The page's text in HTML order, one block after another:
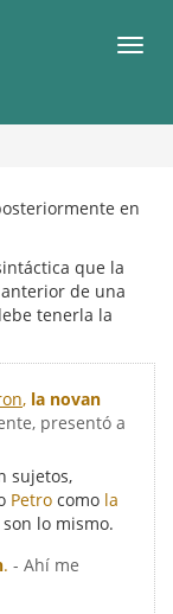
en
que la
de una
tenerla la
, la novan
presentó a
sujetos,
Petro como la
lo mismo.
. - Ahí me